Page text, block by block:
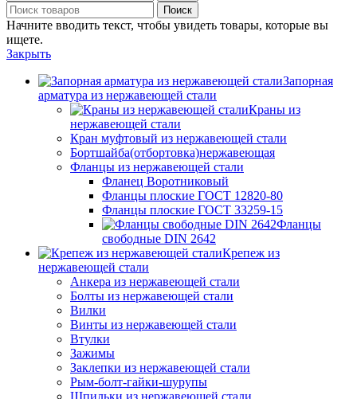
Поиск
Начните вводить текст, чтобы увидеть товары, которые вы
ищете.
Закрыть
Запорная
арматура из нержавеющей стали
Краны из
нержавеющей стали
Кран муфтовый из нержавеющей стали
Бортшайба(отбортовка)нержавеющая
Фланцы из нержавеющей стали
Фланец Воротниковый
Фланцы плоские ГОСТ 12820-80
Фланцы плоские ГОСТ 33259-15
Фланцы
свободные DIN 2642
Крепеж из
нержавеющей стали
Анкера из нержавеющей стали
Болты из нержавеющей стали
Вилки
Винты из нержавеющей стали
Втулки
Зажимы
Заклепки из нержавеющей стали
Рым-болт-гайки-шурупы
Шпильки из нержавеющей стали